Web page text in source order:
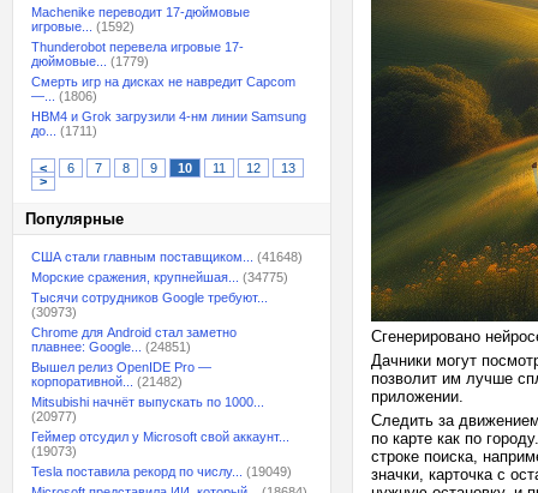
Machenike переводит 17-дюймовые
игровые...
(1592)
Thunderobot перевела игровые 17-
дюймовые...
(1779)
Смерть игр на дисках не навредит Capcom
—...
(1806)
HBM4 и Grok загрузили 4-нм линии Samsung
до...
(1711)
< 6 7 8 9 10 11 12
13
>
Популярные
США стали главным поставщиком...
(41648)
Морские сражения, крупнейшая...
(34775)
Тысячи сотрудников Google требуют...
(30973)
Chrome для Android стал заметно
плавнее: Google...
(24851)
Вышел релиз OpenIDE Pro —
корпоративной...
(21482)
Mitsubishi начнёт выпускать по 1000...
(20977)
Геймер отсудил у Microsoft свой аккаунт...
(19073)
Tesla поставила рекорд по числу...
(19049)
Сгенерировано
Дачники могут
позволит им лучше
приложении.
Следить за
по карте как по
строке поиска,
значки, карточка с